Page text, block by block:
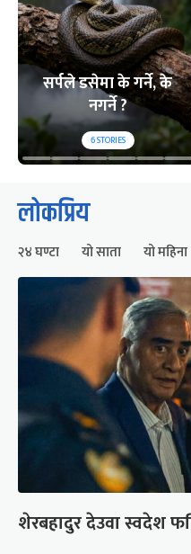
सर्पले डसेमा के गर्ने, के
नगर्ने ?
6STORIES
लोकप्रिय
२४ घण्टा यो साता यो महिना
शेरबहादुर देउवा स्वदेश